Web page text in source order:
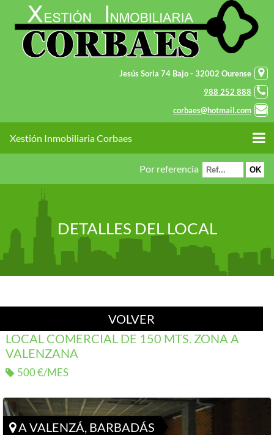
Jesús Soria 74 Bajo - 32002 Ourense
988 252 888
corbaes@hotmail.com
Xestión Inmobiliaria Corbaes
Por referencia
DETALLES DEL LOCAL
VOLVER
LOCAL COMERCIAL DE 150 MTS. ZONA A
VALENZANA
500 €/MES
A VALENZÁ, BARBADÁS